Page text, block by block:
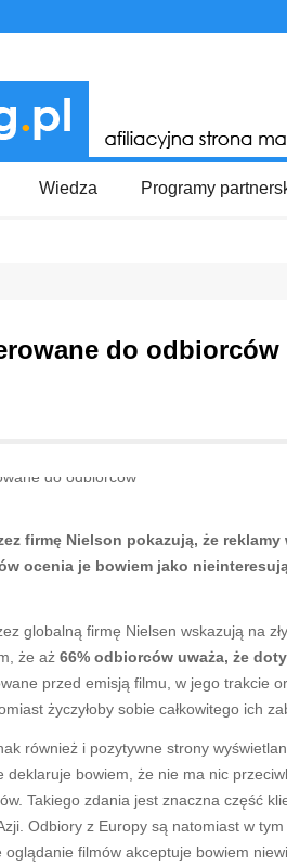
Wiedza Programy
do odbiorców
firmę Nielson pokazują, że reklamy
ocenia je bowiem jako
globalną firmę Nielsen wskazują na
że aż 66% odbiorców uważa, że
przed emisją filmu, w jego trakcie
życzyłoby sobie całkowitego ich
również i pozytywne strony
bowiem, że nie ma nic
Takiego zdania jest znaczna część
Odbiory z Europy są natomiast w
filmów akceptuje bowiem